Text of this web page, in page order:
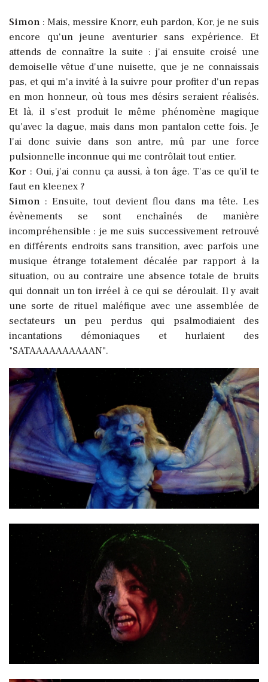
Simon : Mais, messire Knorr, euh pardon, Kor, je ne suis
encore qu'un jeune aventurier sans expérience. Et
attends de connaître la suite : j'ai ensuite croisé une
demoiselle vêtue d'une nuisette, que je ne connaissais
pas, et qui m'a invité à la suivre pour profiter d'un repas
en mon honneur, où tous mes désirs seraient réalisés.
Et là, il s'est produit le même phénomène magique
qu'avec la dague, mais dans mon pantalon cette fois. Je
l'ai donc suivie dans son antre, mû par une force
pulsionnelle inconnue qui me contrôlait tout entier.
Kor : Oui, j'ai connu ça aussi, à ton âge. T'as ce qu'il te
faut en kleenex ?
Simon : Ensuite, tout devient flou dans ma tête. Les
évènements se sont enchaînés de manière
incompréhensible : je me suis successivement retrouvé
en différents endroits sans transition, avec parfois une
musique étrange totalement décalée par rapport à la
situation, ou au contraire une absence totale de bruits
qui donnait un ton irréel à ce qui se déroulait. Il y avait
une sorte de rituel maléfique avec une assemblée de
sectateurs un peu perdus qui psalmodiaient des
incantations démoniaques et hurlaient des
"SATAAAAAAAAAAN".